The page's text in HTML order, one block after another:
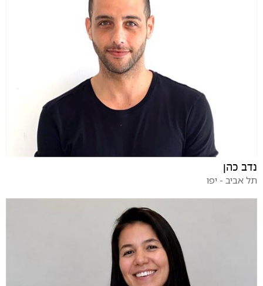
נדב כהן
תל אביב - יפו